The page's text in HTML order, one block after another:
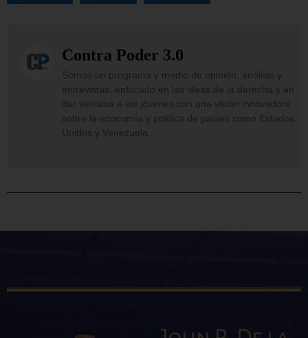
Contra Poder 3.0
Somos un programa y medio de opinión, análisis y
entrevistas, enfocado en las ideas de la derecha y en
dar ventana a los jóvenes con una visión innovadora
sobre la economía y política de países como Estados
Unidos y Venezuela.